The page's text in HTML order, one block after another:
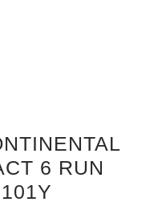
6 RUN